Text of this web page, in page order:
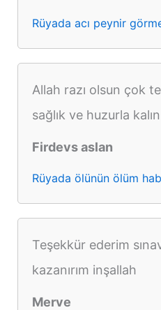
Rüyada acı peynir
Allah razı olsun çok
sağlık ve huzurla
Firdevs aslan
Rüyada ölünün ölüm
Teşekkür ederim
kazanırım inşallah
Merve